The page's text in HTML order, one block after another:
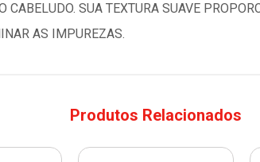
CABELUDO. SUA TEXTURA SUAVE
AS IMPUREZAS.
Produtos Relacionados